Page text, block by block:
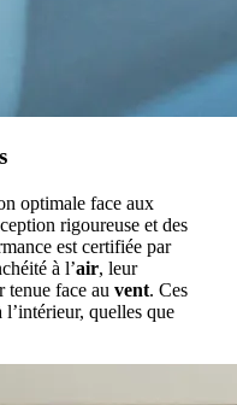
optimale face aux
rigoureuse et des
est certifiée par
à l’air, leur
tenue face au vent. Ces
quelles que